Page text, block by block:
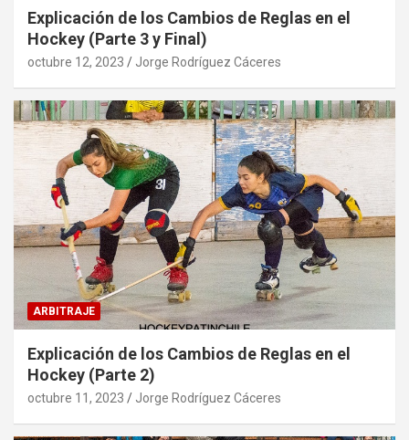
Explicación de los Cambios de Reglas en el
Hockey (Parte 3 y Final)
octubre 12, 2023 Jorge Rodríguez Cáceres
ARBITRAJE
Explicación de los Cambios de Reglas en el
Hockey (Parte 2)
octubre 11, 2023 Jorge Rodríguez Cáceres